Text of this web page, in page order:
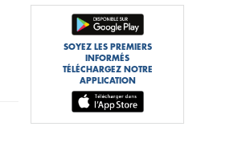
SOYEZ LES PREMIERS
INFORMÉS
TÉLÉCHARGEZ NOTRE
APPLICATION